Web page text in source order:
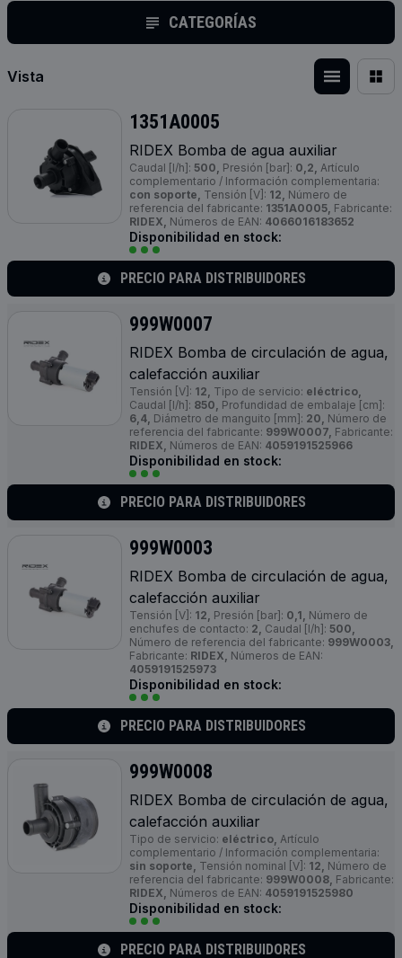
CATEGORÍAS
Vista
1351A0005
RIDEX Bomba de agua auxiliar
Caudal [l/h]: 500, Presión [bar]: 0,2, Artículo
complementario / Información complementaria:
con soporte, Tensión [V]: 12, Número de
referencia del fabricante: 1351A0005, Fabricante:
RIDEX, Números de EAN: 4066016183652
Disponibilidad en stock:
PRECIO PARA DISTRIBUIDORES
999W0007
RIDEX Bomba de circulación de agua,
calefacción auxiliar
Tensión [V]: 12, Tipo de servicio: eléctrico,
Caudal [l/h]: 850, Profundidad de embalaje [cm]:
6,4, Diámetro de manguito [mm]: 20, Número de
referencia del fabricante: 999W0007, Fabricante:
RIDEX, Números de EAN: 4059191525966
Disponibilidad en stock:
PRECIO PARA DISTRIBUIDORES
999W0003
RIDEX Bomba de circulación de agua,
calefacción auxiliar
Tensión [V]: 12, Presión [bar]: 0,1, Número de
enchufes de contacto: 2, Caudal [l/h]: 500,
Número de referencia del fabricante: 999W0003,
Fabricante: RIDEX, Números de EAN:
4059191525973
Disponibilidad en stock:
PRECIO PARA DISTRIBUIDORES
999W0008
RIDEX Bomba de circulación de agua,
calefacción auxiliar
Tipo de servicio: eléctrico, Artículo
complementario / Información complementaria:
sin soporte, Tensión nominal [V]: 12, Número de
referencia del fabricante: 999W0008, Fabricante:
RIDEX, Números de EAN: 4059191525980
Disponibilidad en stock:
PRECIO PARA DISTRIBUIDORES